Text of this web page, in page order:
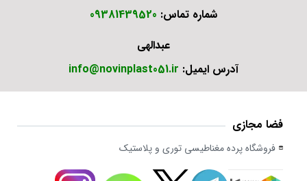
شماره تماس: 09381439520
عبدالهی
آدرس ایمیل: info@novinplast051.ir
فضا مجازی
فروشگاه پرده مغناطیسی توری و پلاستیک